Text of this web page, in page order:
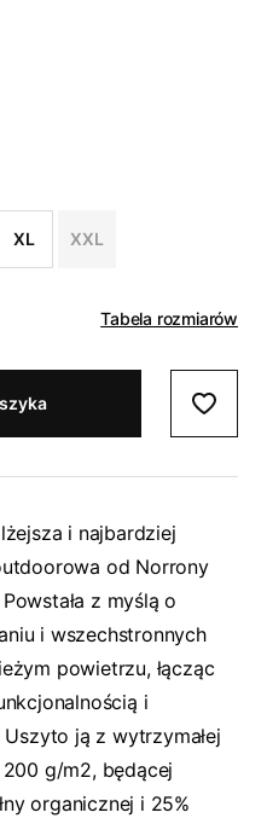
XL XXL
Tabela rozmiarów
i najbardziej
od Norrony
z myślą o
i wszechstronnych
powietrzu, łącząc
i
ją z wytrzymałej
g/m2, będącej
organicznej i 25%